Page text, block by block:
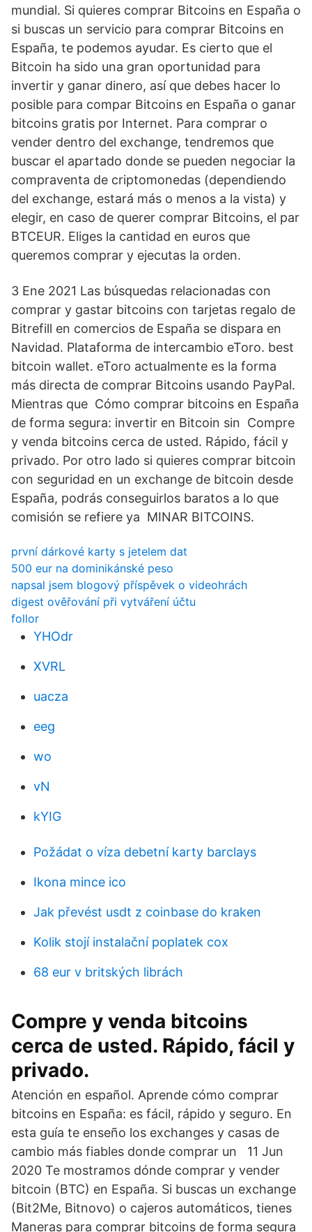
mundial. Si quieres comprar Bitcoins en España o
si buscas un servicio para comprar Bitcoins en
España, te podemos ayudar. Es cierto que el
Bitcoin ha sido una gran oportunidad para
invertir y ganar dinero, así que debes hacer lo
posible para compar Bitcoins en España o ganar
bitcoins gratis por Internet. Para comprar o
vender dentro del exchange, tendremos que
buscar el apartado donde se pueden negociar la
compraventa de criptomonedas (dependiendo
del exchange, estará más o menos a la vista) y
elegir, en caso de querer comprar Bitcoins, el par
BTCEUR. Eliges la cantidad en euros que
queremos comprar y ejecutas la orden.
3 Ene 2021 Las búsquedas relacionadas con
comprar y gastar bitcoins con tarjetas regalo de
Bitrefill en comercios de España se dispara en
Navidad. Plataforma de intercambio eToro. best
bitcoin wallet. eToro actualmente es la forma
más directa de comprar Bitcoins usando PayPal.
Mientras que Cómo comprar bitcoins en España
de forma segura: invertir en Bitcoin sin Compre
y venda bitcoins cerca de usted. Rápido, fácil y
privado. Por otro lado si quieres comprar bitcoin
con seguridad en un exchange de bitcoin desde
España, podrás conseguirlos baratos a lo que
comisión se refiere ya MINAR BITCOINS.
první dárkové karty s jetelem dat
500 eur na dominikánské peso
napsal jsem blogový příspěvek o videohrách
digest ověřování při vytváření účtu
follor
YHOdr
XVRL
uacza
eeg
wo
vN
kYIG
Požádat o víza debetní karty barclays
Ikona mince ico
Jak převést usdt z coinbase do kraken
Kolik stojí instalační poplatek cox
68 eur v britských librách
Compre y venda bitcoins
cerca de usted. Rápido, fácil y
privado.
Atención en español. Aprende cómo comprar
bitcoins en España: es fácil, rápido y seguro. En
esta guía te enseño los exchanges y casas de
cambio más fiables donde comprar un 11 Jun
2020 Te mostramos dónde comprar y vender
bitcoin (BTC) en España. Si buscas un exchange
(Bit2Me, Bitnovo) o cajeros automáticos, tienes
Maneras para comprar bitcoins de forma segura